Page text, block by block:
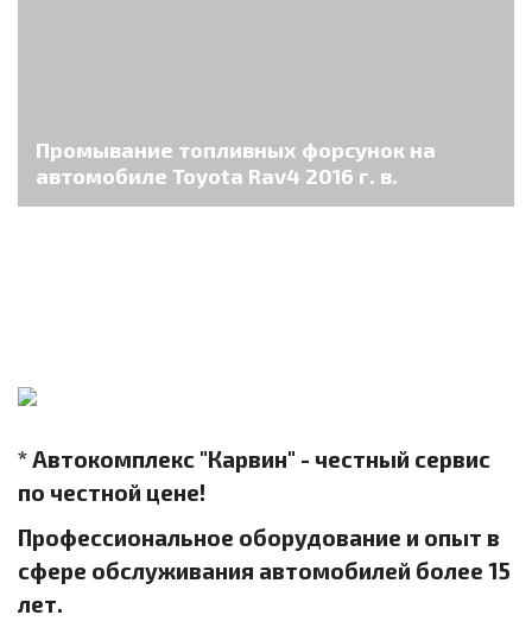
Промывание топливных форсунок на
автомобиле Toyota Rav4 2016 г. в.
* Автокомплекс "Карвин" - честный сервис
по честной цене!
Профессиональное оборудование и опыт в
сфере обслуживания автомобилей более 15
лет.